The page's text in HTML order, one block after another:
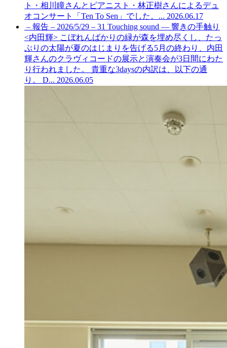
ト・相川瞳さんとピアニスト・林正樹さんによるデュ
オコンサート「Ten To Sen」でした。... 2026.06.17
– 報告 – 2026/5/29 – 31 Touching sound — 響きの手触り
<内田輝> こぼれんばかりの緑が森を埋め尽くし、たっ
ぷりの太陽が夏のはじまりを告げる5月の終わり、内田
輝さんのクラヴィコードの展示と演奏会が3日間にわた
り行われました。 貴重な3daysの内訳は、以下の通
り。 D... 2026.06.05